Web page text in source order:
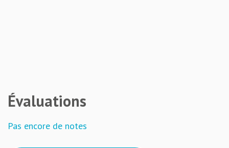
Évaluations
Pas encore de notes